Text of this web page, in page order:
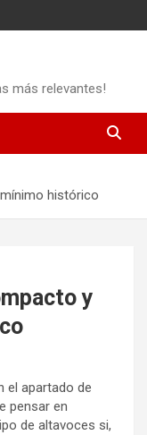
más relevantes!
histórico
y
el apartado de
pensar en
de altavoces si,